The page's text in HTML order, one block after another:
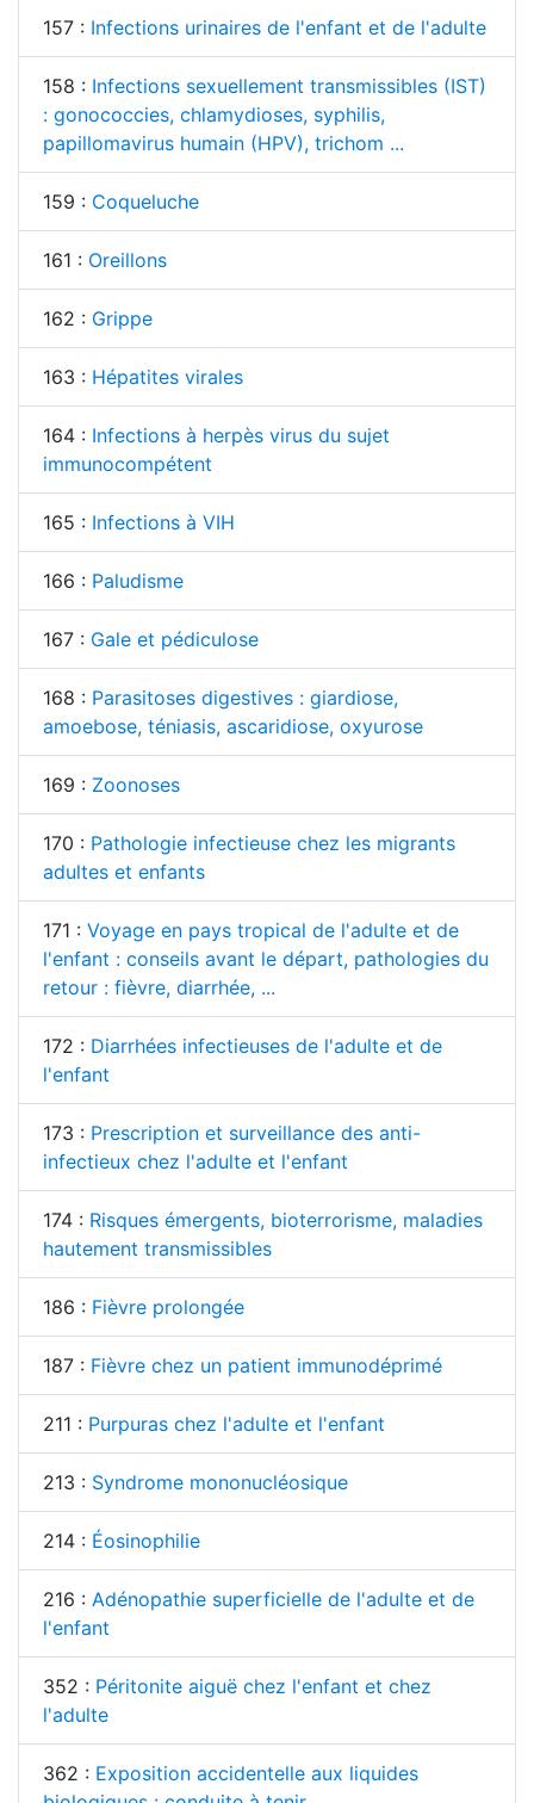
157 : Infections urinaires de l'enfant et de l'adulte
158 : Infections sexuellement transmissibles (IST)
: gonococcies, chlamydioses, syphilis,
papillomavirus humain (HPV), trichom ...
159 : Coqueluche
161 : Oreillons
162 : Grippe
163 : Hépatites virales
164 : Infections à herpès virus du sujet
immunocompétent
165 : Infections à VIH
166 : Paludisme
167 : Gale et pédiculose
168 : Parasitoses digestives : giardiose,
amoebose, téniasis, ascaridiose, oxyurose
169 : Zoonoses
170 : Pathologie infectieuse chez les migrants
adultes et enfants
171 : Voyage en pays tropical de l'adulte et de
l'enfant : conseils avant le départ, pathologies du
retour : fièvre, diarrhée, ...
172 : Diarrhées infectieuses de l'adulte et de
l'enfant
173 : Prescription et surveillance des anti-
infectieux chez l'adulte et l'enfant
174 : Risques émergents, bioterrorisme, maladies
hautement transmissibles
186 : Fièvre prolongée
187 : Fièvre chez un patient immunodéprimé
211 : Purpuras chez l'adulte et l'enfant
213 : Syndrome mononucléosique
214 : Éosinophilie
216 : Adénopathie superficielle de l'adulte et de
l'enfant
352 : Péritonite aiguë chez l'enfant et chez
l'adulte
362 : Exposition accidentelle aux liquides